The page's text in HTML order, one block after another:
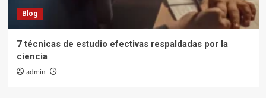
Blog
7 técnicas de estudio efectivas respaldadas por la
ciencia
admin